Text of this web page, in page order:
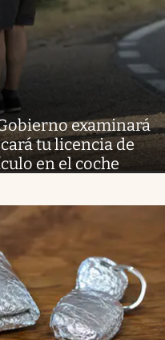
examinará
tu licencia de
en el coche